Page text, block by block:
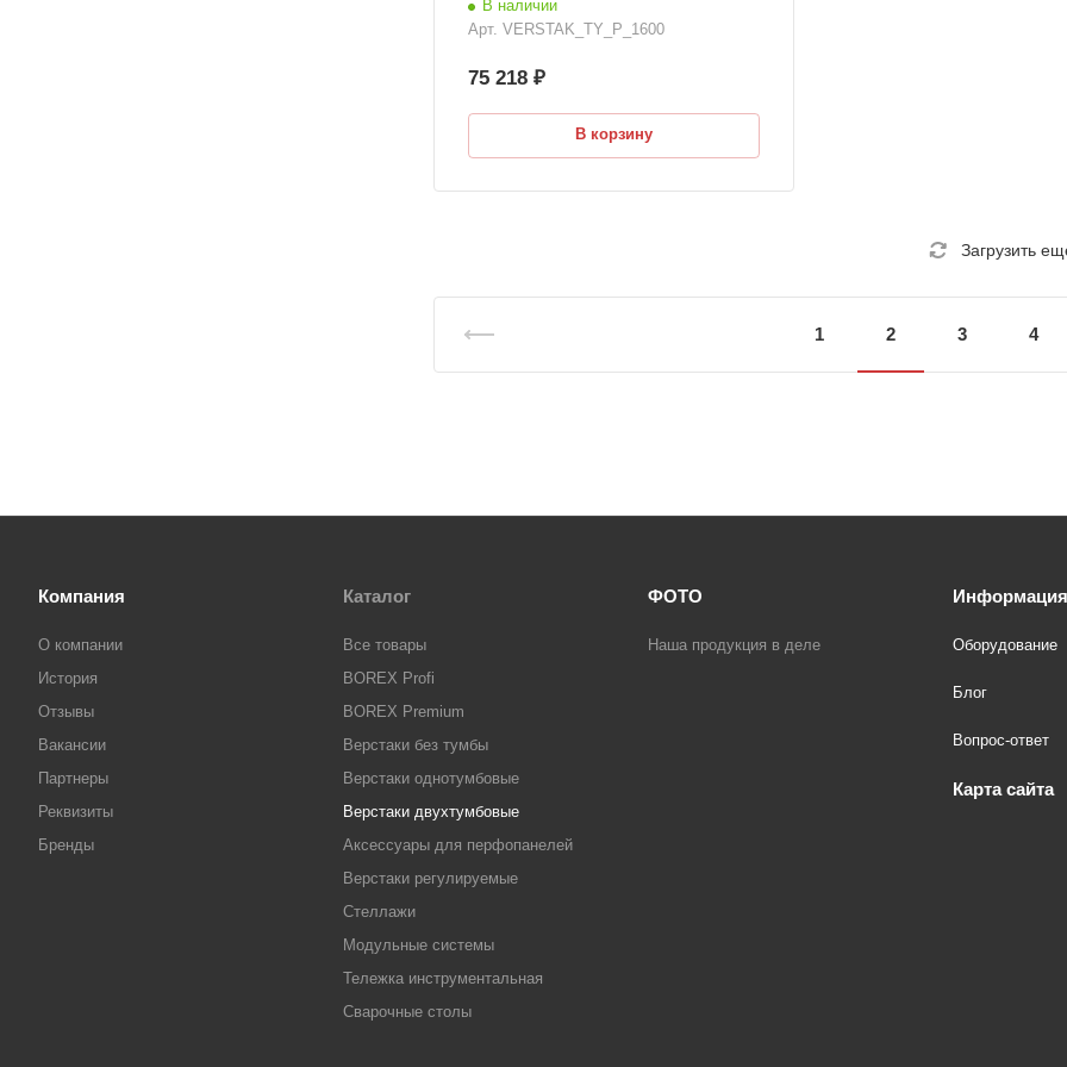
В наличии
Арт. VERSTAK_ТY_P_1600
75 218 ₽
В корзину
Загрузить
1 2 3 4
Компания
О компании
История
Отзывы
Вакансии
Партнеры
Реквизиты
Бренды
Каталог
Все товары
BOREX Profi
BOREX Premium
Верстаки без тумбы
Верстаки однотумбовые
Верстаки двухтумбовые
Аксессуары для перфопанелей
Верстаки регулируемые
Стеллажи
Модульные системы
Тележка инструментальная
Сварочные столы
ФОТО
Наша продукция в деле
Информация
Оборудование
Блог
Вопрос-ответ
Карта сайта